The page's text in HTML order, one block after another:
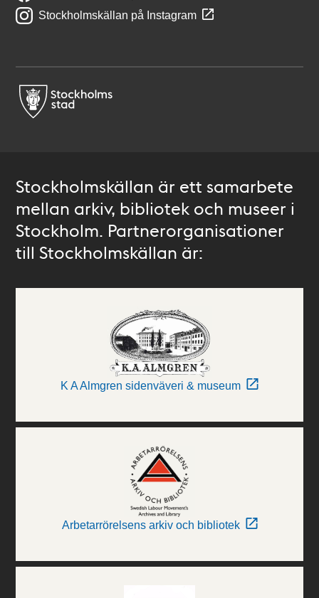
Stockholmskällan på Instagram
Stockholmskällan är ett samarbete
mellan arkiv, bibliotek och museer i
Stockholm. Partnerorganisationer
till Stockholmskällan är:
K A Almgren sidenväveri & museum
Arbetarrörelsens arkiv och bibliotek